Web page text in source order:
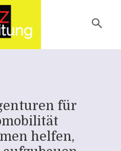
für
helfen,